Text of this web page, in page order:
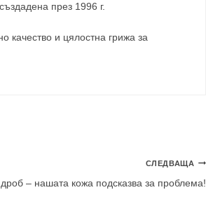
през 1996 г.
и цялостна грижа за
СЛЕДВАЩА
– нашата кожа подсказва за проблема!